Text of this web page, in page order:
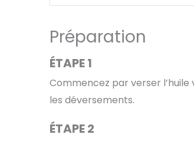
Préparation
ÉTAPE 1
Commencez par verser
les déversements.
ÉTAPE 2